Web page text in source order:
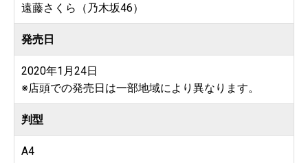
遠藤さくら（乃木坂46）
発売日
2020年1月24日
※店頭での発売日は一部地域により異なります。
判型
A4